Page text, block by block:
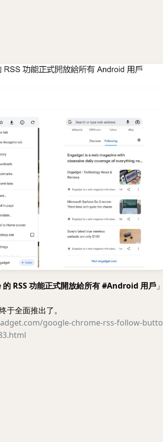
RSS 功能正式開放給所有 #Android 用戶 」
于全面推出了。
google-chrome-rss-follow-butto